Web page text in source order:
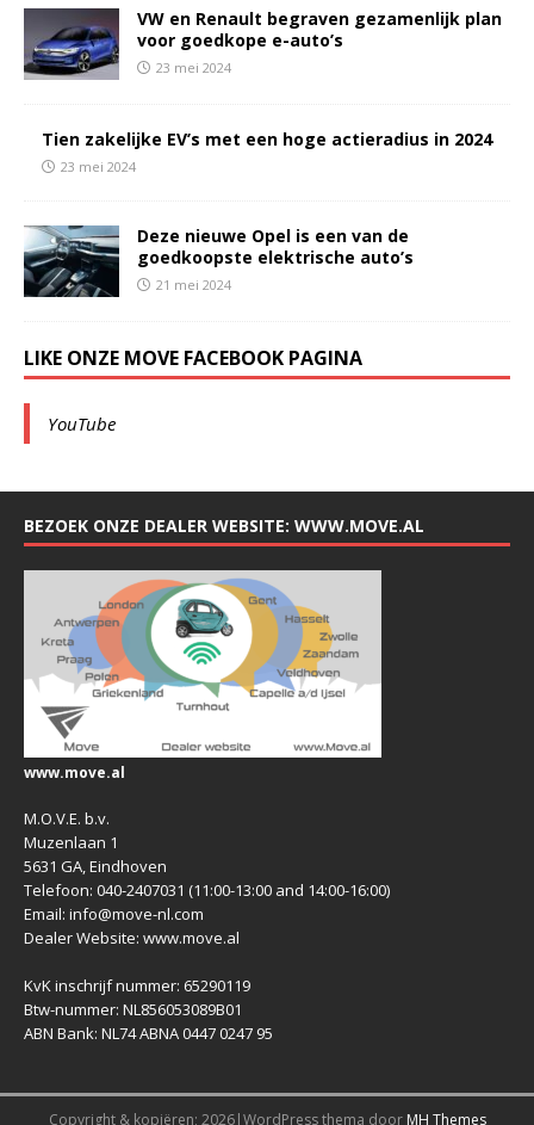
VW en Renault begraven gezamenlijk plan
voor goedkope e-auto’s
23 mei 2024
Tien zakelijke EV’s met een hoge actieradius in 2024
23 mei 2024
Deze nieuwe Opel is een van de
goedkoopste elektrische auto’s
21 mei 2024
LIKE ONZE MOVE FACEBOOK PAGINA
YouTube
BEZOEK ONZE DEALER WEBSITE: WWW.MOVE.AL
www.move.al
M.O.V.E. b.v.
Muzenlaan 1
5631 GA, Eindhoven
Telefoon: 040-2407031 (11:00-13:00 and 14:00-16:00)
Email: info@move-nl.com
Dealer Website: www.move.al
KvK inschrijf nummer: 65290119
Btw-nummer: NL856053089B01
ABN Bank: NL74 ABNA 0447 0247 95
Copyright & kopiëren; 2026|WordPress thema door MH Themes